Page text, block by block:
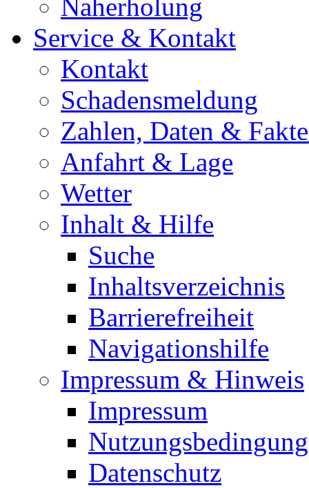
Naherholung
Service & Kontakt
Kontakt
Schadensmeldung
Zahlen, Daten &
Anfahrt & Lage
Wetter
Inhalt & Hilfe
Suche
Inhaltsverzeichnis
Barrierefreiheit
Navigationshilfe
Impressum & Hinweis
Impressum
Datenschutz